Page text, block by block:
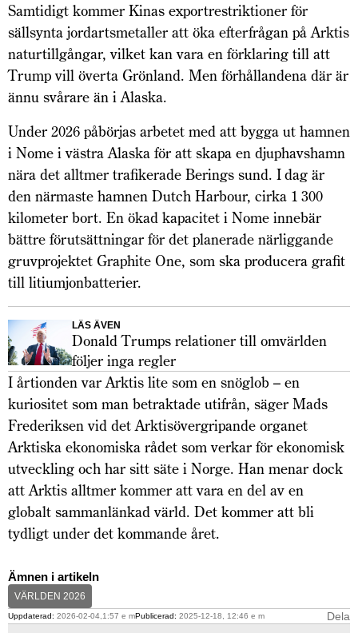
Samtidigt kommer Kinas exportrestriktioner för
sällsynta jordartsmetaller att öka efterfrågan på Arktis
naturtillgångar, vilket kan vara en förklaring till att
Trump vill överta Grönland. Men förhållandena där är
ännu svårare än i Alaska.
Under 2026 påbörjas arbetet med att bygga ut hamnen
i Nome i västra Alaska för att skapa en djuphavshamn
nära det alltmer trafikerade Berings sund. I dag är
den närmaste hamnen Dutch Harbour, cirka 1 300
kilometer bort. En ökad kapacitet i Nome innebär
bättre förutsättningar för det planerade närliggande
gruvprojektet Gra­phite One, som ska producera grafit
till litiumjonbatterier.
LÄS ÄVEN
Donald Trumps relationer till omvärlden
följer inga regler
I årtionden var Arktis lite som en snöglob – en
kuriositet som man betraktade utifrån, säger Mads
Frederiksen vid det Arktisövergripande organet
Arktiska ekonomiska rådet som verkar för ekonomisk
utveckling och har sitt säte i Norge. Han menar dock
att Arktis alltmer kommer att vara en del av en
globalt sammanlänkad värld. Det kommer att bli
tydligt under det kommande året.
Ämnen i artikeln
VÄRLDEN 2026
Uppdaterad: 2026-02-04,1:57 e mPublicerad: 2025-12-18, 12:46 e m
Dela